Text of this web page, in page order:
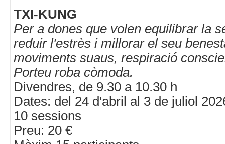
TXI-KUNG
Per a dones que volen equilibrar la
reduir l'estrès i millorar el seu
moviments suaus, respiració
Porteu roba còmoda.
Divendres, de 9.30 a 10.30 h
Dates: del 24 d'abril al 3 de juliol
10 sessions
Preu: 20 €